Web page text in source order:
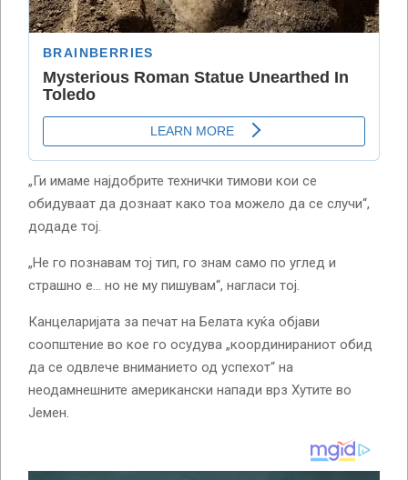
„Ги имаме најдобрите технички тимови кои се
обидуваат да дознаат како тоа можело да се случи“,
додаде тој.
„Не го познавам тој тип, го знам само по углед и
страшно е… но не му пишувам“, нагласи тој.
Канцеларијата за печат на Белата куќа објави
соопштение во кое го осудува „координираниот обид
да се одвлече вниманието од успехот“ на
неодамнешните американски напади врз Хутите во
Јемен.